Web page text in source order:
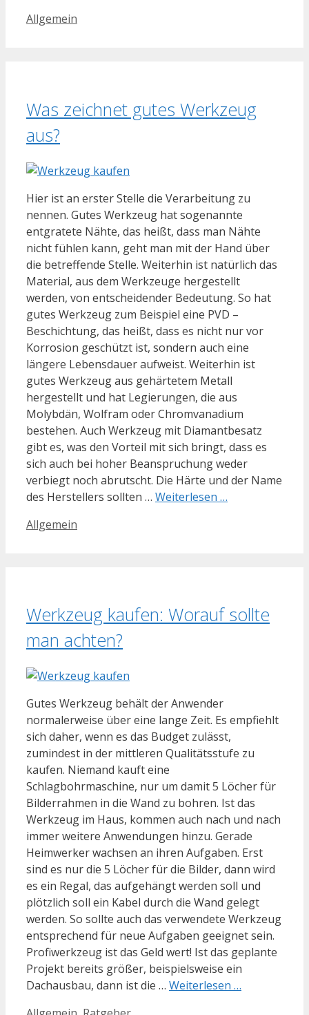
Kategorien
Allgemein
Was zeichnet gutes Werkzeug
aus?
Hier ist an erster Stelle die Verarbeitung zu
nennen. Gutes Werkzeug hat sogenannte
entgratete Nähte, das heißt, dass man Nähte
nicht fühlen kann, geht man mit der Hand über
die betreffende Stelle. Weiterhin ist natürlich das
Material, aus dem Werkzeuge hergestellt
werden, von entscheidender Bedeutung. So hat
gutes Werkzeug zum Beispiel eine PVD –
Beschichtung, das heißt, dass es nicht nur vor
Korrosion geschützt ist, sondern auch eine
längere Lebensdauer aufweist. Weiterhin ist
gutes Werkzeug aus gehärtetem Metall
hergestellt und hat Legierungen, die aus
Molybdän, Wolfram oder Chromvanadium
bestehen. Auch Werkzeug mit Diamantbesatz
gibt es, was den Vorteil mit sich bringt, dass es
sich auch bei hoher Beanspruchung weder
verbiegt noch abrutscht. Die Härte und der Name
des Herstellers sollten … Weiterlesen …
Kategorien
Allgemein
Werkzeug kaufen: Worauf sollte
man achten?
Gutes Werkzeug behält der Anwender
normalerweise über eine lange Zeit. Es empfiehlt
sich daher, wenn es das Budget zulässt,
zumindest in der mittleren Qualitätsstufe zu
kaufen. Niemand kauft eine
Schlagbohrmaschine, nur um damit 5 Löcher für
Bilderrahmen in die Wand zu bohren. Ist das
Werkzeug im Haus, kommen auch nach und nach
immer weitere Anwendungen hinzu. Gerade
Heimwerker wachsen an ihren Aufgaben. Erst
sind es nur die 5 Löcher für die Bilder, dann wird
es ein Regal, das aufgehängt werden soll und
plötzlich soll ein Kabel durch die Wand gelegt
werden. So sollte auch das verwendete Werkzeug
entsprechend für neue Aufgaben geeignet sein.
Profiwerkzeug ist das Geld wert! Ist das geplante
Projekt bereits größer, beispielsweise ein
Dachausbau, dann ist die … Weiterlesen …